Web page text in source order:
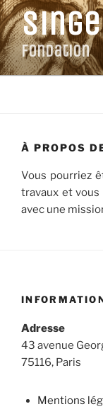
Aller
au
contenu
principalFondation
À PROPOS
Vous pourriez
travaux et
avec une
Adresse
43 avenue
75116, Paris
Mentions